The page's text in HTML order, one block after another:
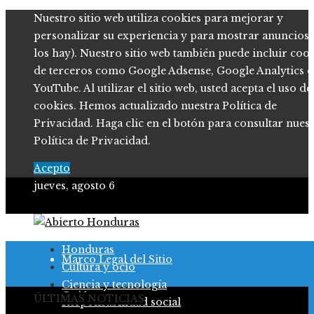
Nuestro sitio web utiliza cookies para mejorar y
personalizar su experiencia y para mostrar anuncios
los hay). Nuestro sitio web también puede incluir
de terceros como Google Adsense, Google Analytics o
YouTube. Al utilizar el sitio web, usted acepta el uso de
cookies. Hemos actualizado nuestra Política de
Privacidad. Haga clic en el botón para consultar
Política de Privacidad.
Acepto
jueves, agosto 6
Política de Privacidad
Marco Legal del Sitio
Quiénes somos
Honduras
Cultura y ocio
Ciencia y tecnología
Responsabilidad social
ÚLTIMAS NOTICIAS